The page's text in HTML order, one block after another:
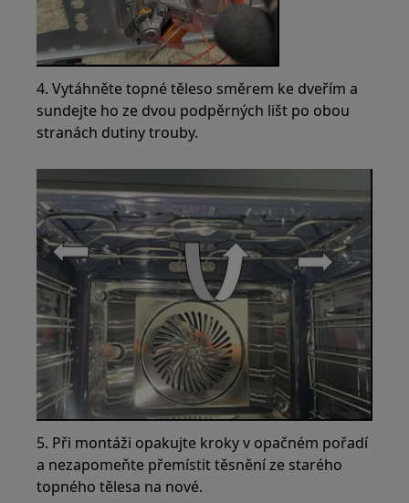
4. Vytáhněte topné těleso směrem ke dveřím a
sundejte ho ze dvou podpěrných lišt po obou
stranách dutiny trouby.
5. Při montáži opakujte kroky v opačném pořadí
a nezapomeňte přemístit těsnění ze starého
topného tělesa na nové.